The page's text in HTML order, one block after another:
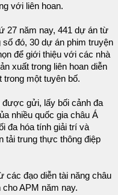
với liên hoan.
27 năm nay, 441 dự án từ
đó, 30 dự án phim truyện
để giới thiệu với các nhà
xuất trong liên hoan diễn
trong một tuyên bố.
gửi, lấy bối cảnh đa
nhiều quốc gia châu Á
đa hóa tính giải trí và
tải trung thực thông điệp
các đạo diễn tài năng châu
APM năm nay.